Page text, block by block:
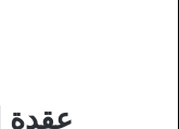
عقدة